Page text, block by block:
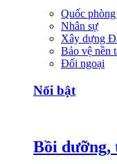
Quốc
Nhân sự
Xây dựng
Bảo vệ nền
Đối ngoại
Nổi bật
Bồi dưỡng,